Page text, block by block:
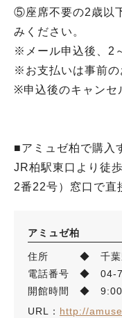
⑤座席不要の2歳以
みください。
※メール申込後、2
※お支払いは事前の
※申込後のキャンセ
■アミュゼ柏で購入
JR柏駅東口より徒
2番22号）窓口で直
アミュゼ柏
住所 ◆ 千葉県
電話番号 ◆ 04-
開館時間 ◆ 9:00
URL： http://